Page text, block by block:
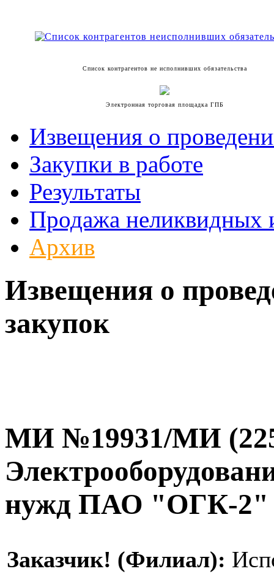
Список контрагентов не исполнивших обязательства
Электронная торговая площадка ГПБ
Извещения о
Закупки в работе
Результаты
Продажа
Архив
Извещения о
закупок
МИ №19931/МИ
нужд ПАО "ОГК-2"
Заказчик! (Филиал):